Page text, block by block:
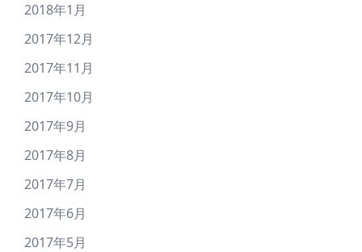
2018年1月
2017年12月
2017年11月
2017年10月
2017年9月
2017年8月
2017年7月
2017年6月
2017年5月